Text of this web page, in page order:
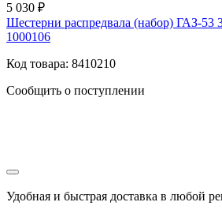
5 030 ₽
Шестерни распредвала (набор) ГАЗ-
1000106
Код товара: 8410210
Сообщить о поступлении
Удобная и быстрая доставка в любой